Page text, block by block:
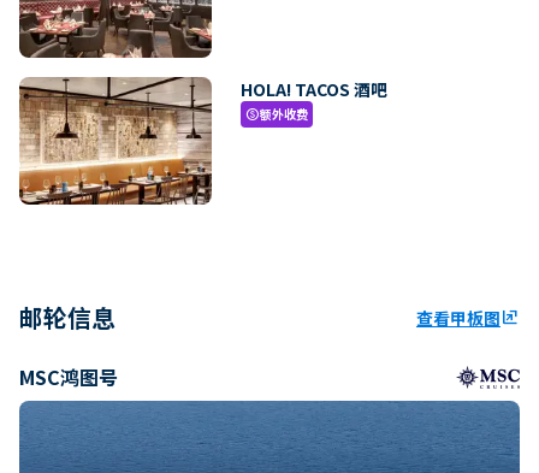
HOLA! TACOS 酒吧
paid额外收费
邮轮信息 查看甲板图ungroup
MSC鸿图号